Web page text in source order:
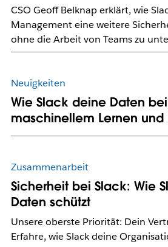
CSO Geoff Belknap erklärt, wie
Management eine weitere
ohne die Arbeit von Teams zu
Neuigkeiten
Wie Slack deine Daten
maschinellem Lernen und
Zusammenarbeit
Sicherheit bei Slack: Wie
Daten schützt
Unsere oberste Priorität: Dein
Erfahre, wie Slack deine